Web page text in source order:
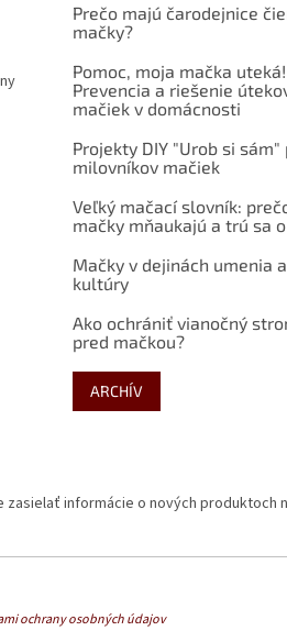
Prečo majú čarodejnice
mačky?
Pomoc, moja mačka uteká!
Prevencia a riešenie
mačiek v domácnosti
Projekty DIY "Urob si sám"
milovníkov mačiek
Veľký mačací slovník:
mačky mňaukajú a trú sa
Mačky v dejinách umenia a
kultúry
Ako ochrániť vianočný
pred mačkou?
ARCHÍV
zasielať informácie o nových produktoch
ochrany osobných údajov